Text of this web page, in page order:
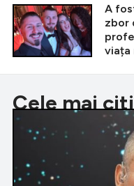
A
zbor
viața
Cele mai